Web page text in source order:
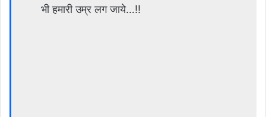
भी हमारी उम्र लग जाये…!!